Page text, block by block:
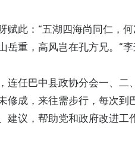
赋此：“五湖四海尚同仁，
重，高风岂在孔方兄。”
连任巴中县政协分会一、
修成，来往需步行，每次
建议，帮助党和政府改进